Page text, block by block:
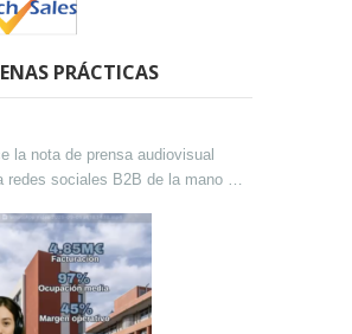
PRÁCTICAS
la nota de prensa audiovisual
redes sociales B2B de la mano de